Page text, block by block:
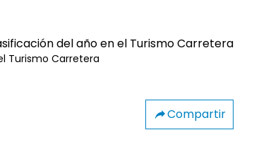
Turismo Carretera
Compartir